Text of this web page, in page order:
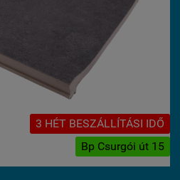
3 HÉT BESZÁLLÍTÁSI IDŐ
Bp Csurgói út 15